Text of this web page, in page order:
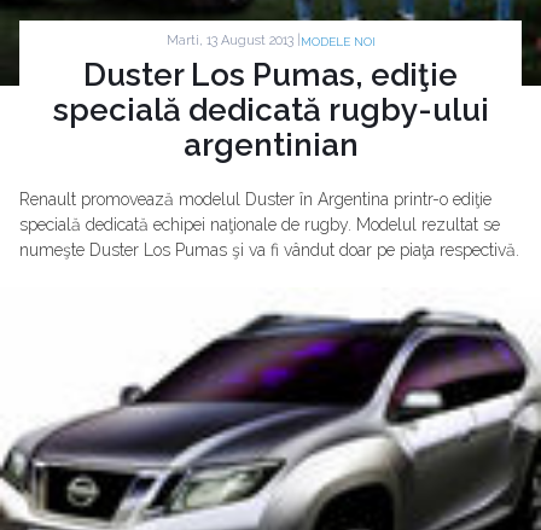
Marti, 13 August 2013 | MODELE NOI
Duster Los Pumas, ediţie
specială dedicată rugby-ului
argentinian
Renault promovează modelul Duster în Argentina printr-o ediţie
specială dedicată echipei naţionale de rugby. Modelul rezultat se
numeşte Duster Los Pumas şi va fi vândut doar pe piaţa respectivă.